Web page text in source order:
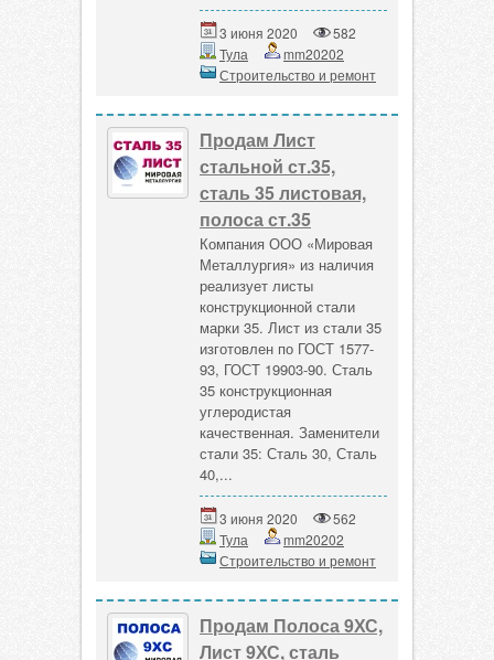
3 июня 2020
582
Тула
mm20202
Строительство и ремонт
Продам Лист
стальной ст.35,
сталь 35 листовая,
полоса ст.35
Компания ООО «Мировая
Металлургия» из наличия
реализует листы
конструкционной стали
марки 35. Лист из стали 35
изготовлен по ГОСТ 1577-
93, ГОСТ 19903-90. Сталь
35 конструкционная
углеродистая
качественная. Заменители
стали 35: Сталь 30, Сталь
40,...
3 июня 2020
562
Тула
mm20202
Строительство и ремонт
Продам Полоса 9ХС,
Лист 9ХС, сталь